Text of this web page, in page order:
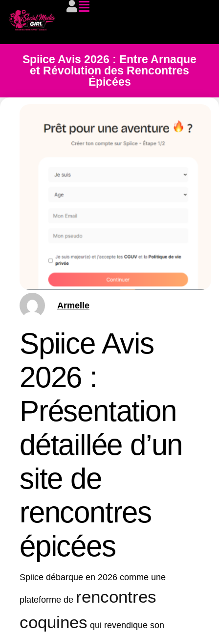
Spiice Avis 2026 : Entre Arnaque
et Révolution des Rencontres
Épicées
Armelle
Spiice Avis
2026 :
Présentation
détaillée d’un
site de
rencontres
épicées
Spiice débarque en 2026 comme une
plateforme de rencontres
coquines qui revendique son